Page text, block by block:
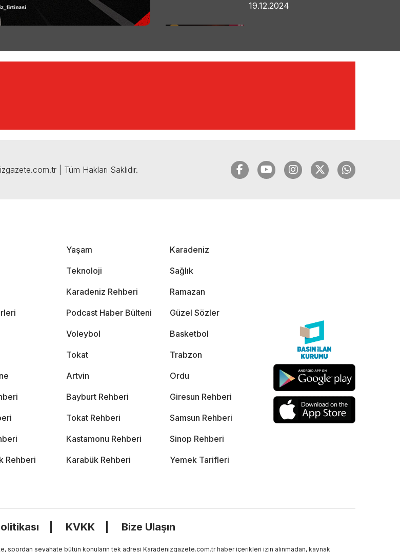
19.12.2024
FIRTINASI | YILMAZ
06.12.2024
| Tüm Hakları Saklıdır.
Yaşam Karadeniz
Teknoloji Sağlık
Karadeniz Rehberi Ramazan
Podcast Haber Bülteni Güzel Sözler
Voleybol Basketbol
Tokat Trabzon
Artvin Ordu
Bayburt Rehberi Giresun Rehberi
Tokat Rehberi Samsun Rehberi
Kastamonu Rehberi Sinop Rehberi
Rehberi Karabük Rehberi Yemek Tarifleri
KVKK Bize Ulaşın
spordan seyahate bütün konuların tek adresi Karadenizgazete.com.tr haber içerikleri izin alınmadan, kaynak